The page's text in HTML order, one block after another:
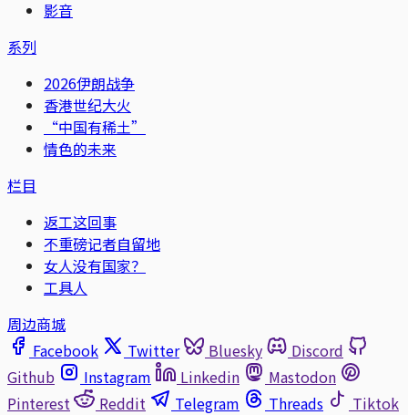
影音
系列
2026伊朗战争
香港世纪大火
“中国有稀土”
情色的未来
栏目
返工这回事
不重磅记者自留地
女人没有国家？
工具人
周边商城
Facebook
Twitter Bluesky
Discord
Github
Instagram Linkedin
Mastodon
Pinterest
Reddit Telegram Threads
Tiktok